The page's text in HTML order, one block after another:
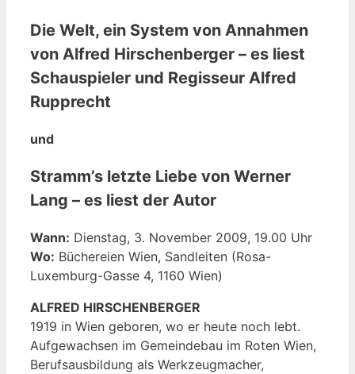
Die Welt, ein System von Annahmen
von Alfred Hirschenberger – es liest
Schauspieler und Regisseur Alfred
Rupprecht
und
Stramm’s letzte Liebe von Werner
Lang – es liest der Autor
Wann: Dienstag, 3. November 2009, 19.00 Uhr
Wo: Büchereien Wien, Sandleiten (Rosa-
Luxemburg-Gasse 4, 1160 Wien)
ALFRED HIRSCHENBERGER
1919 in Wien geboren, wo er heute noch lebt.
Aufgewachsen im Gemeindebau im Roten Wien,
Berufsausbildung als Werkzeugmacher,